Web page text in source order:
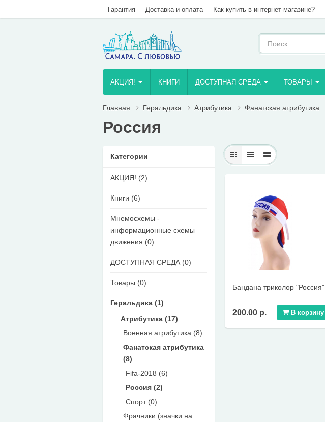
Гарантия Доставка и оплата Как купить в интернет-магазине?
AКЦИЯ! КНИГИ ДОСТУПНАЯ СРЕДА ТОВАРЫ
Главная Геральдика Атрибутика Фанатская атрибутика
Россия
Категории
AКЦИЯ! (2)
Книги (6)
Мнемосхемы -
информационные схемы
движения (0)
ДОСТУПНАЯ СРЕДА (0)
Товары (0)
Геральдика (1)
Атрибутика (17)
Военная атрибутика (8)
Фанатская атрибутика
(8)
Fifa-2018 (6)
Россия (2)
Спорт (0)
Фрачники (значки на
Бандана триколор "Россия"
200.00 р. В корзину